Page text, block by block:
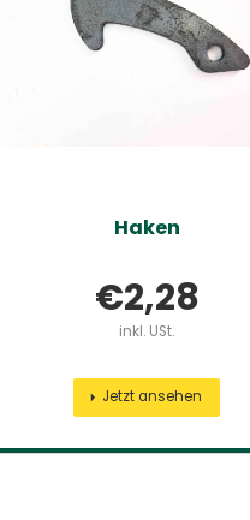
Haken
€2,28
inkl. USt.
Jetzt ansehen